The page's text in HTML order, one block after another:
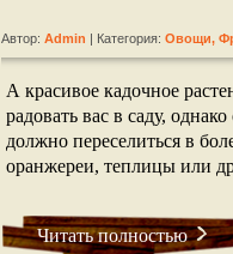
Автор: Admin | Категория: Овощи,
А красивое кадочное
радовать вас в саду,
должно переселиться в
оранжереи, теплицы или
Читать полностью